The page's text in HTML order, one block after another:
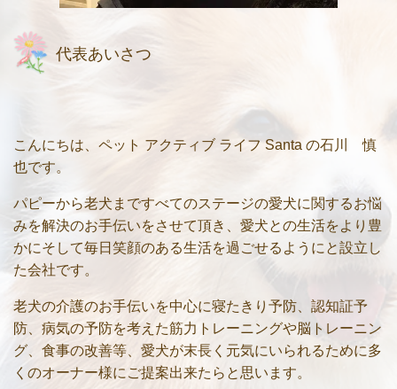
代表あいさつ
こんにちは、ペット アクティブ ライフ Santa の石川 慎
也です。
パピーから老犬まですべてのステージの愛犬に関するお悩
みを解決のお手伝いをさせて頂き、愛犬との生活をより豊
かにそして毎日笑顔のある生活を過ごせるようにと設立し
た会社です。
老犬の介護のお手伝いを中心に寝たきり予防、認知証予
防、病気の予防を考えた筋力トレーニングや脳トレーニン
グ、食事の改善等、愛犬が末長く元気にいられるために多
くのオーナー様にご提案出来たらと思います。